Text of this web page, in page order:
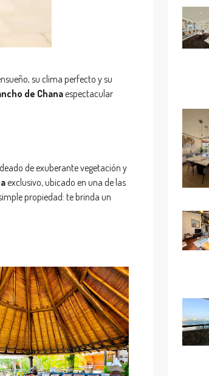
su clima perfecto y su
de Chanaespectacular
de exuberante vegetación y
exclusivo, ubicado en una de las
propiedad: te brinda un